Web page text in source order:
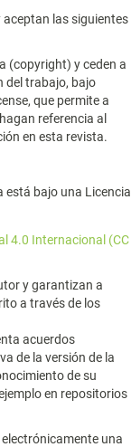
aceptan las siguientes
(copyright) y ceden a
del trabajo, bajo
que permite a
referencia al
en esta revista.
está bajo una Licencia
4.0 Internacional (CC
y garantizan a
a través de los
acuerdos
de la versión de la
de su
en repositorios
una